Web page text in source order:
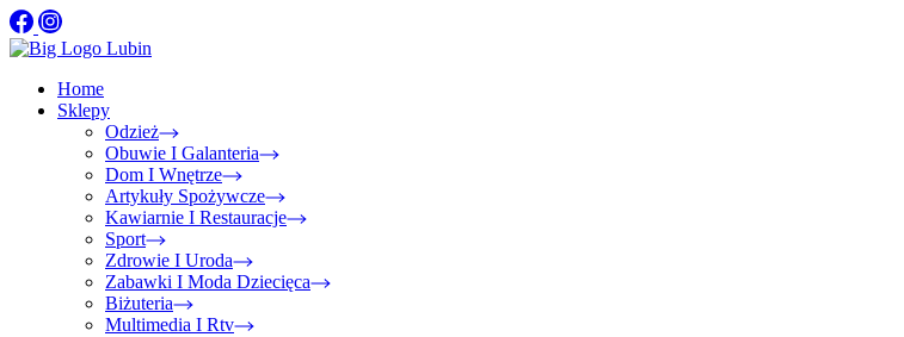
Home
Sklepy
Odzież
Obuwie I Galanteria
Dom I Wnętrze
Artykuły Spożywcze
Kawiarnie I Restauracje
Sport
Zdrowie I Uroda
Zabawki I Moda Dziecięca
Biżuteria
Multimedia I Rtv